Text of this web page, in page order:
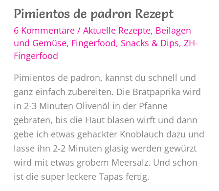
Pimientos de padron Rezept
6 Kommentare / Aktuelle Rezepte, Beilagen
und Gemüse, Fingerfood, Snacks & Dips, ZH-
Fingerfood
Pimientos de padron, kannst du schnell und
ganz einfach zubereiten. Die Bratpaprika wird
in 2-3 Minuten Olivenöl in der Pfanne
gebraten, bis die Haut blasen wirft und dann
gebe ich etwas gehackter Knoblauch dazu und
lasse ihn 2-2 Minuten glasig werden gewürzt
wird mit etwas grobem Meersalz. Und schon
ist die super leckere Tapas fertig.